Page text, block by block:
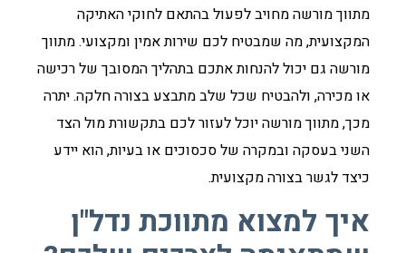
מתווך מורשה מחויב לפעול בהתאם לחוקי האתיקה
המקצועית, מה שמבטיח לכם שירות אמין ומקצועי. מתווך
מורשה גם יכול להנחות אתכם בתהליך המסובך של רכישה
או מכירה, ולהבטיח שכל שלב מתבצע בצורה חלקה. יתרה
מכך, מתווך מורשה יוכל לעזור לכם בתקשורת מול הצד
השני בעסקה ובמקרה של סכסוכים או בעיות, הוא יידע
כיצד לגשר בצורה מקצועית.
איך למצוא מתווכת נדל"ן